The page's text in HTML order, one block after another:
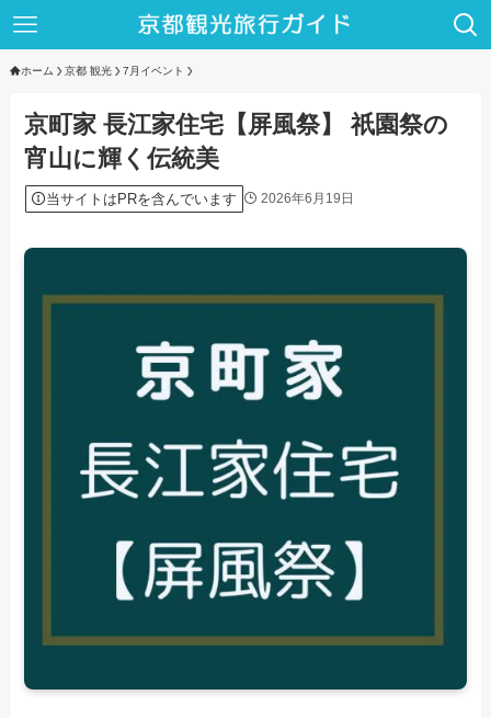
ホーム 京都 観光 7月イベント
京町家 長江家住宅【屏風祭】 祇園祭の
宵山に輝く伝統美
当サイトはPRを含んでいます 2026年6月19日